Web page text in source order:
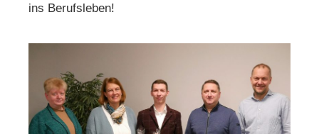
ins Berufsleben!